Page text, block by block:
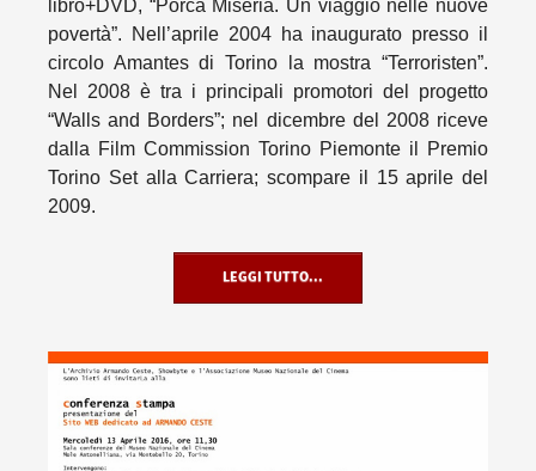
libro+DVD, “Porca Miseria. Un viaggio nelle nuove
povertà”. Nell’aprile 2004 ha inaugurato presso il
circolo Amantes di Torino la mostra “Terroristen”.
Nel 2008 è tra i principali promotori del progetto
“Walls and Borders”; nel dicembre del 2008 riceve
dalla Film Commission Torino Piemonte il Premio
Torino Set alla Carriera; scompare il 15 aprile del
2009.
LEGGI TUTTO...